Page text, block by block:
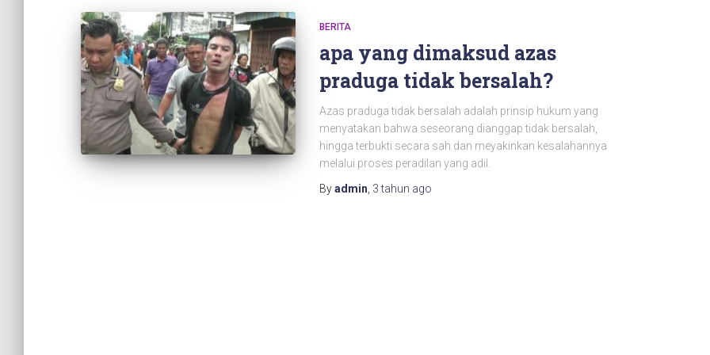
BERITA
apa yang dimaksud azas
praduga tidak bersalah?
Azas praduga tidak bersalah adalah prinsip hukum yang
menyatakan bahwa seseorang dianggap tidak bersalah,
hingga terbukti secara sah dan meyakinkan kesalahannya
melalui proses peradilan yang adil.
Byadmin 3 tahun ago